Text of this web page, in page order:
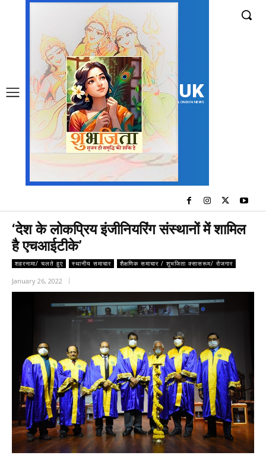
UK
LONDON NEWS
‘देश के लोकप्रिय इंजीनियरिंग संस्थानों में शामिल
है एचआईटीके’
शहरनामा/ चलते हुए स्थानीय समाचार शैक्षणिक समाचार / शुभजिता क्सासरूम/ रोजगार
January 26, 2022